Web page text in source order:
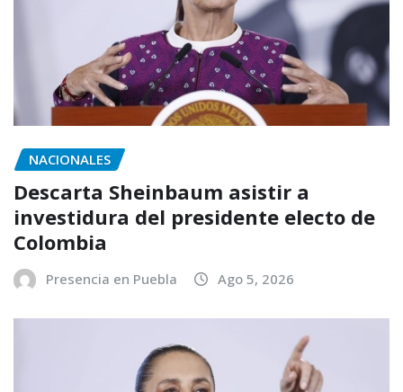
NACIONALES
Descarta Sheinbaum asistir a
investidura del presidente electo de
Colombia
Presencia en Puebla Ago 5, 2026